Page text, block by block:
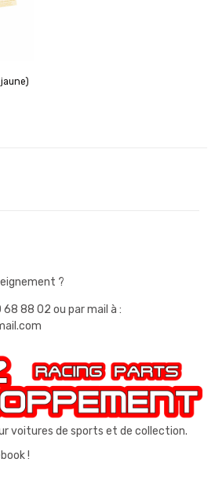
?
68 88 02 ou par mail à :
voitures de sports et de collection.
!